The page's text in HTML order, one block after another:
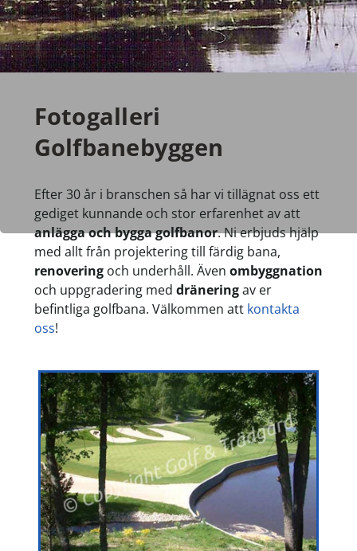
Fotogalleri
Golfbanebyggen
Efter 30 år i branschen så har vi tillägnat oss ett
gediget kunnande och stor erfarenhet av att
anlägga och bygga golfbanor. Ni erbjuds hjälp
med allt från projektering till färdig bana,
renoveringoch underhåll. Även ombyggnation
och uppgradering med dräneringav er
befintliga golfbana. Välkommen att kontakta
oss!